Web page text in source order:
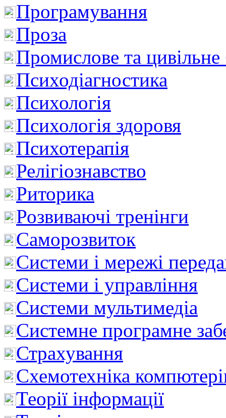
Програмування
Проза
Промислове та цивільне
Психодіагностика
Психологія
Психологія здоровя
Психотерапія
Релігіознавство
Риторика
Розвиваючі тренінги
Саморозвиток
Системи і мережі
Системи і управління
Системи мультимедіа
Системне програмне
Страхування
Схемотехніка
Теорії інформації